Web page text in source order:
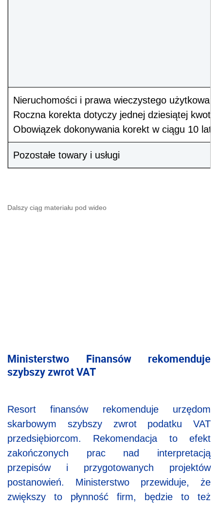
Nieruchomości i prawa wieczystego
Roczna korekta dotyczy jednej dziesiątej
Obowiązek dokonywania korekt w ciągu 10 lat
Pozostałe towary i usługi
Dalszy ciąg materiału pod wideo
Ministerstwo Finansów rekomenduje
szybszy zwrot VAT
Resort finansów rekomenduje urzędom
skarbowym szybszy zwrot podatku VAT
przedsiębiorcom. Rekomendacja to efekt
zakończonych prac nad interpretacją
przepisów i przygotowanych projektów
postanowień. Ministerstwo przewiduje, że
zwiększy to płynność firm, będzie to też